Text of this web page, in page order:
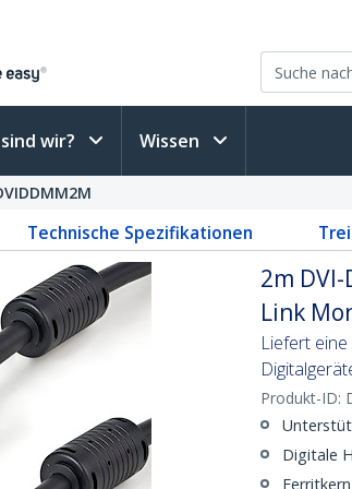
wir? Wissen
Technische Spezifikationen
2m
Link
Liefert
Produkt-ID:
Digitale